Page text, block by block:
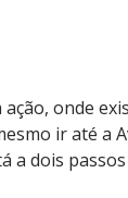
onde
ir até a
a dois